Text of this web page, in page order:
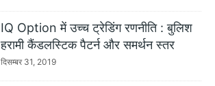
IQ Option में उच्च ट्रेडिंग रणनीति : बुलिश
हरामी कैंडलस्टिक पैटर्न और समर्थन स्तर
दिसम्बर 31, 2019